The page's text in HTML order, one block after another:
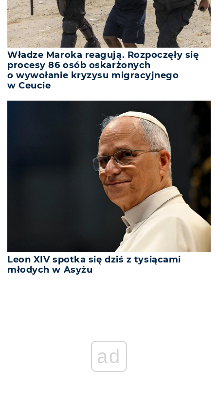
Władze Maroka reagują. Rozpoczęły się
procesy 86 osób oskarżonych
o wywołanie kryzysu migracyjnego
w Ceucie
Leon XIV spotka się dziś z tysiącami
młodych w Asyżu
ad